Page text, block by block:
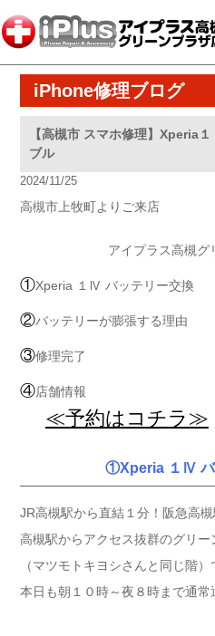
iPhone修理ブログ
【高槻市 スマホ修理】Xperia
ブル
2024/11/25
高槻市上牧町よりご来店
アイプラス高槻グ
①Xperia １Ⅳ バッテリー交換
②バッテリーが膨張する理由
③修理完了
④店舗情報
≪予約はコチラ≫
①Xperia １Ⅳ バ
JR高槻駅から直結１分！阪急高槻
高槻駅からアクセス抜群のグリ
（マツモトキヨシさんと同じ階）
本日も朝１０時～夜８時まで通常